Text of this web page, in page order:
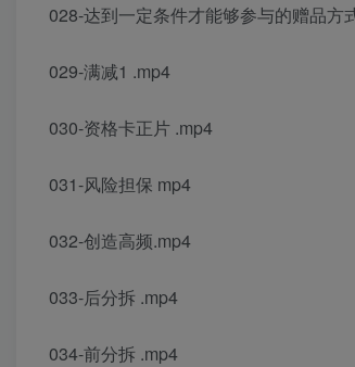
028-达到一定条件才能够参与的赠品方
029-满减1 .mp4
030-资格卡正片 .mp4
031-风险担保 mp4
032-创造高频.mp4
033-后分拆 .mp4
034-前分拆 .mp4